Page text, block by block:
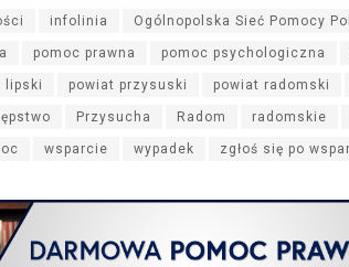
infolinia Ogólnopolska Sieć Pomocy
pomoc prawna pomoc psychologiczna
lipski powiat przysuski powiat radomski
Przysucha Radom radomskie
wsparcie wypadek zgłoś się po